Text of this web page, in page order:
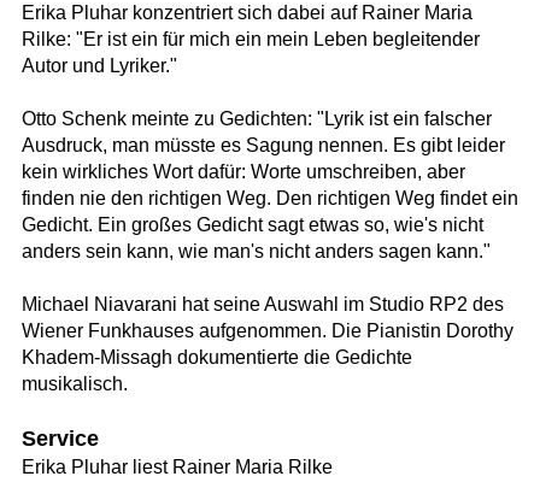
Erika Pluhar konzentriert sich dabei auf Rainer Maria
Rilke: "Er ist ein für mich ein mein Leben begleitender
Autor und Lyriker."
Otto Schenk meinte zu Gedichten: "Lyrik ist ein falscher
Ausdruck, man müsste es Sagung nennen. Es gibt leider
kein wirkliches Wort dafür: Worte umschreiben, aber
finden nie den richtigen Weg. Den richtigen Weg findet ein
Gedicht. Ein großes Gedicht sagt etwas so, wie's nicht
anders sein kann, wie man's nicht anders sagen kann."
Michael Niavarani hat seine Auswahl im Studio RP2 des
Wiener Funkhauses aufgenommen. Die Pianistin Dorothy
Khadem-Missagh dokumentierte die Gedichte
musikalisch.
Service
Erika Pluhar liest Rainer Maria Rilke